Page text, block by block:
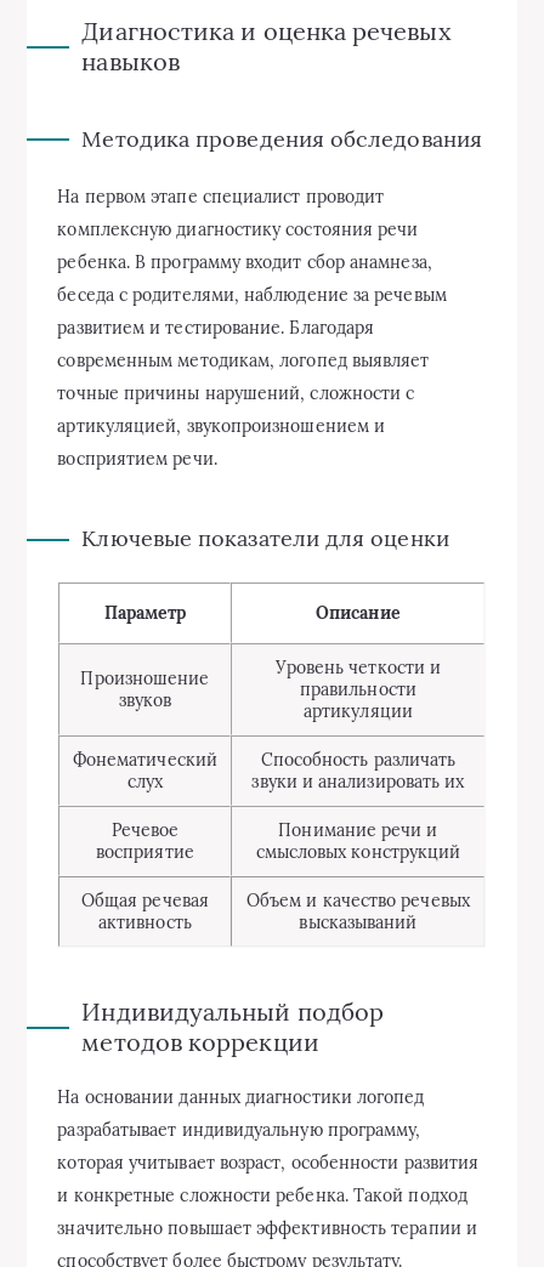
Диагностика и оценка речевых
навыков
Методика проведения обследования
На первом этапе специалист проводит
комплексную диагностику состояния речи
ребенка. В программу входит сбор анамнеза,
беседа с родителями, наблюдение за речевым
развитием и тестирование. Благодаря
современным методикам, логопед выявляет
точные причины нарушений, сложности с
артикуляцией, звукопроизношением и
восприятием речи.
Ключевые показатели для оценки
Параметр Описание
Произношение
звуков
Уровень четкости и
правильности
артикуляции
Фонематический
слух
Способность различать
звуки и анализировать их
Речевое
восприятие
Понимание речи и
смысловых конструкций
Общая речевая
активность
Объем и качество речевых
высказываний
Индивидуальный подбор
методов коррекции
На основании данных диагностики логопед
разрабатывает индивидуальную программу,
которая учитывает возраст, особенности развития
и конкретные сложности ребенка. Такой подход
значительно повышает эффективность терапии и
способствует более быстрому результату.